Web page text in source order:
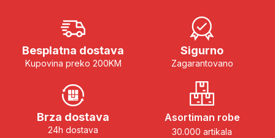
Besplatna dostava
Kupovina preko 200KM
Sigurno
Zagarantovano
Brza dostava
24h dostava
Asortiman robe
30.000 artikala